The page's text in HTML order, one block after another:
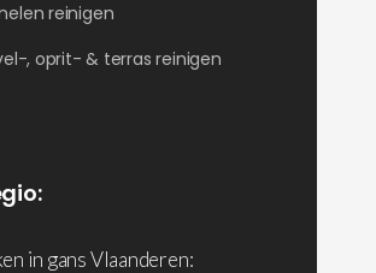
reinigen
, oprit- & terras reinigen
in gans Vlaanderen: